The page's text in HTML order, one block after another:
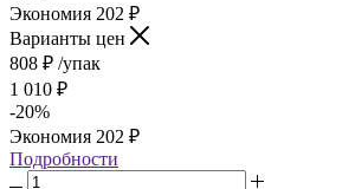
Экономия 202 ₽
Варианты цен
808 ₽ /упак
1 010 ₽
-20%
Экономия 202 ₽
Подробности